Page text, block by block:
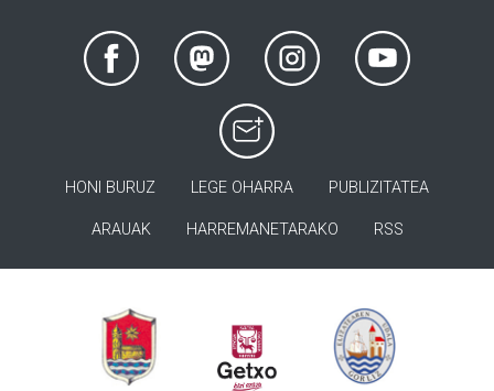
HONI BURUZ LEGE OHARRA PUBLIZITATEA
ARAUAK HARREMANETARAKO RSS